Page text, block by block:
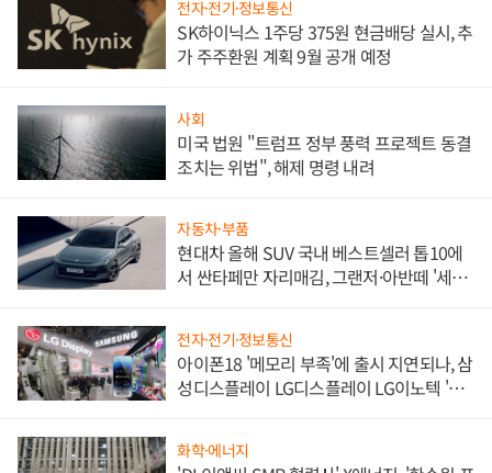
전자·전기·정보통신
SK하이닉스 1주당 375원 현금배당 실시, 추
가 주주환원 계획 9월 공개 예정
사회
미국 법원 "트럼프 정부 풍력 프로젝트 동결
조치는 위법", 해제 명령 내려
자동차·부품
현대차 올해 SUV 국내 베스트셀러 톱10에
서 싼타페만 자리매김, 그랜저·아반떼 '세단
전자·전기·정보통신
아이폰18 '메모리 부족'에 출시 지연되나, 삼
성디스플레이 LG디스플레이 LG이노텍 '탈
화학·에너지